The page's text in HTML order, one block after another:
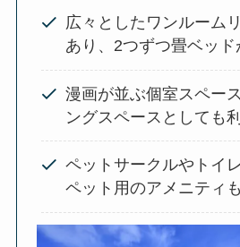
広々としたワンルーム
あり、2つずつ畳ベッド
漫画が並ぶ個室スペー
ングスペースとしても
ペットサークルやトイ
ペット用のアメニティ